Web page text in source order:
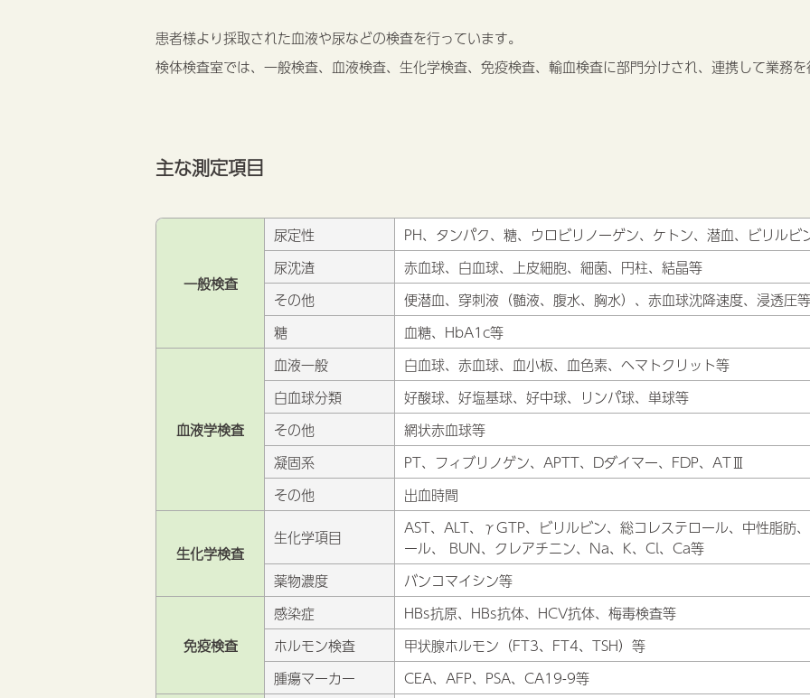
患者様より採取された血液や尿などの検査を行っています。
検体検査室では、一般検査、血液検査、生化学検査、免疫検査、輸血検査に部門分けされ、連携して業務
主な測定項目
一般検査
尿定性
PH、タンパク、糖、ウロビリノーゲン、ケトン、潜血、ビリルビ
尿沈渣
赤血球、白血球、上皮細胞、細菌、円柱、結晶等
その他
便潜血、穿刺液（髄液、腹水、胸水）、赤血球沈降速度、浸透圧等
糖
血糖、HbA1c等
血液学検査
血液一般
白血球、赤血球、血小板、血色素、ヘマトクリット等
白血球分類
好酸球、好塩基球、好中球、リンパ球、単球等
その他
網状赤血球等
凝固系
PT、フィブリノゲン、APTT、Dダイマー、FDP、ATⅢ
その他
出血時間
生化学検査
生化学項目
AST、ALT、γGTP、ビリルビン、総コレステロール、中性脂肪
ール、 BUN、クレアチニン、Na、K、Cl、Ca等
薬物濃度
バンコマイシン等
免疫検査
感染症
HBs抗原、HBs抗体、HCV抗体、梅毒検査等
ホルモン検査
甲状腺ホルモン（FT3、FT4、TSH）等
腫瘍マーカー
CEA、AFP、PSA、CA19-9等